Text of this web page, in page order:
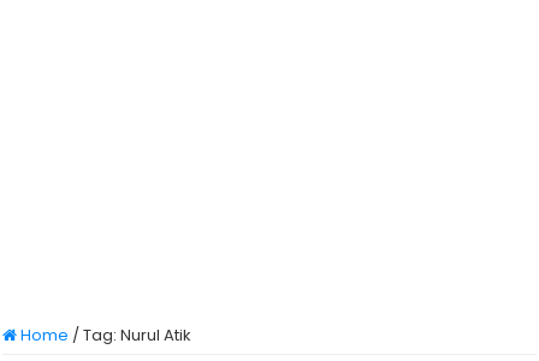
Home /Tag:Nurul Atik